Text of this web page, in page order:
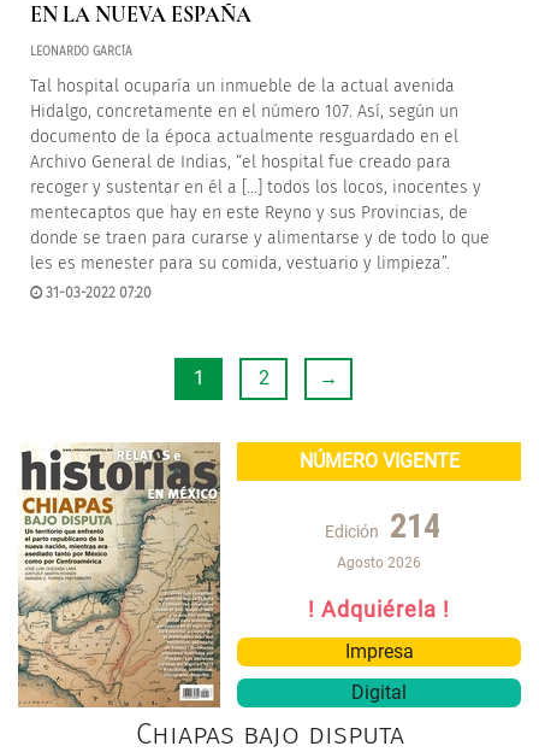
EN LA NUEVA ESPAÑA
LEONARDO GARCÍA
Tal hospital ocuparía un inmueble de la actual avenida
Hidalgo, concretamente en el número 107. Así, según un
documento de la época actualmente resguardado en el
Archivo General de Indias, “el hospital fue creado para
recoger y sustentar en él a […] todos los locos, inocentes y
mentecaptos que hay en este Reyno y sus Provincias, de
donde se traen para curarse y alimentarse y de todo lo que
les es menester para su comida, vestuario y limpieza”.
31-03-2022 07:20
1 2 →
NÚMERO VIGENTE
Edición 214
Agosto 2026
! Adquiérela !
Impresa
Digital
Chiapas bajo disputa